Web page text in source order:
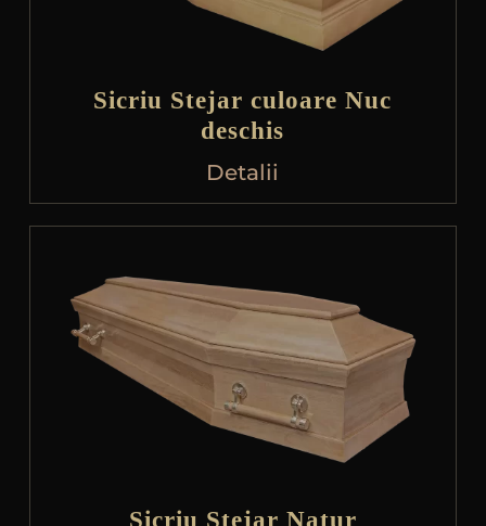
Sicriu Stejar culoare Nuc
deschis
Detalii
Sicriu Stejar Natur